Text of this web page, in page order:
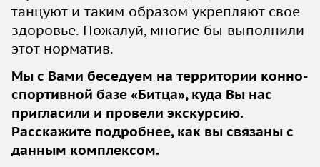
танцуют и таким образом укрепляют свое
здоровье. Пожалуй, многие бы выполнили
этот норматив.
Мы с Вами беседуем на территории конно-
спортивной базе «Битца», куда Вы нас
пригласили и провели экскурсию.
Расскажите подробнее, как вы связаны с
данным комплексом.